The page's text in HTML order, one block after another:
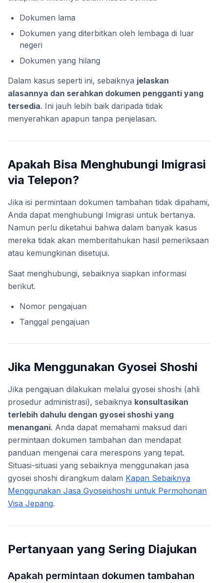
Dokumen lama
Dokumen yang diterbitkan oleh lembaga di luar
negeri
Dokumen yang hilang
Dalam kasus seperti ini, sebaiknya jelaskan
alasannya dan serahkan dokumen pengganti yang
tersedia. Ini jauh lebih baik daripada tidak
menyerahkan apapun tanpa penjelasan.
Apakah Bisa Menghubungi Imigrasi
via Telepon?
Jika isi permintaan dokumen tambahan tidak dipahami,
Anda dapat menghubungi Imigrasi untuk bertanya.
Namun perlu diketahui bahwa dalam banyak kasus
mereka tidak akan memberitahukan hasil pemeriksaan
atau kemungkinan disetujui.
Saat menghubungi, sebaiknya siapkan informasi
berikut.
Nomor pengajuan
Tanggal pengajuan
Jika Menggunakan Gyosei Shoshi
Jika pengajuan dilakukan melalui gyosei shoshi (ahli
prosedur administrasi), sebaiknya konsultasikan
terlebih dahulu dengan gyosei shoshi yang
menangani. Anda dapat memahami maksud dari
permintaan dokumen tambahan dan mendapat
panduan mengenai cara merespons yang tepat.
Situasi-situasi yang sebaiknya menggunakan jasa
gyosei shoshi dirangkum dalam Kapan Sebaiknya
Menggunakan Jasa Gyoseishoshi untuk Permohonan
Visa Jepang.
Pertanyaan yang Sering Diajukan
Apakah permintaan dokumen tambahan